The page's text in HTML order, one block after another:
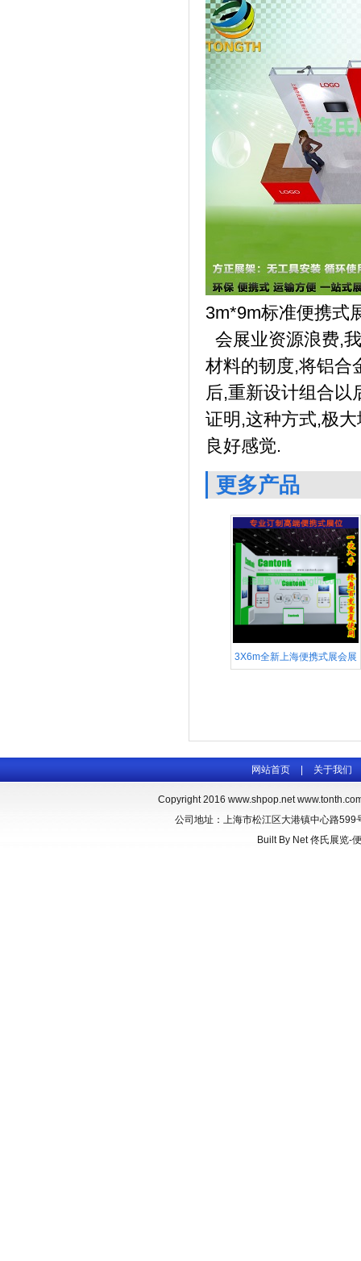
3m*9m标准便携式
会展业资源浪费,
材料的韧度,将铝合
后,重新设计组合以
证明,这种方式,极
良好感觉.
更多产品
3X6m全新上海便携式展会展
网站首页 关于我们
Copyright 2016 www.shpop.net
公司地址：上海市松江区大港镇中心路
Built By Net 佟氏展览-